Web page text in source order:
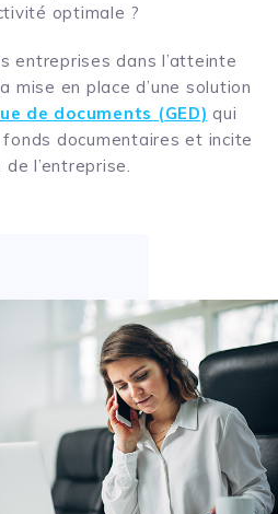
optimale ?
entreprises dans l’atteinte
mise en place d’une solution
de documents (GED) qui
documentaires et incite
l’entreprise.